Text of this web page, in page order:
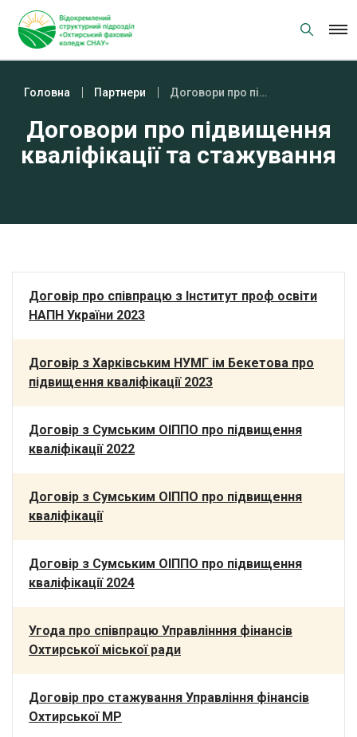
content
Головна Партнери Договори про підвищення кваліфікації та стажування
Договори про підвищення
кваліфікації та стажування
Договір про співпрацю з Інститут проф освіти
НАПН України 2023
Договір з Харківським НУМГ ім Бекетова про
підвищення кваліфікації 2023
Договір з Сумським ОІППО про підвищення
кваліфікації 2022
Договір з Сумським ОІППО про підвищення
кваліфікації
Договір з Сумським ОІППО про підвищення
кваліфікації 2024
Угода про співпрацю Управлінння фінансів
Охтирської міської ради
Договір про стажування Управління фінансів
Охтирської МР